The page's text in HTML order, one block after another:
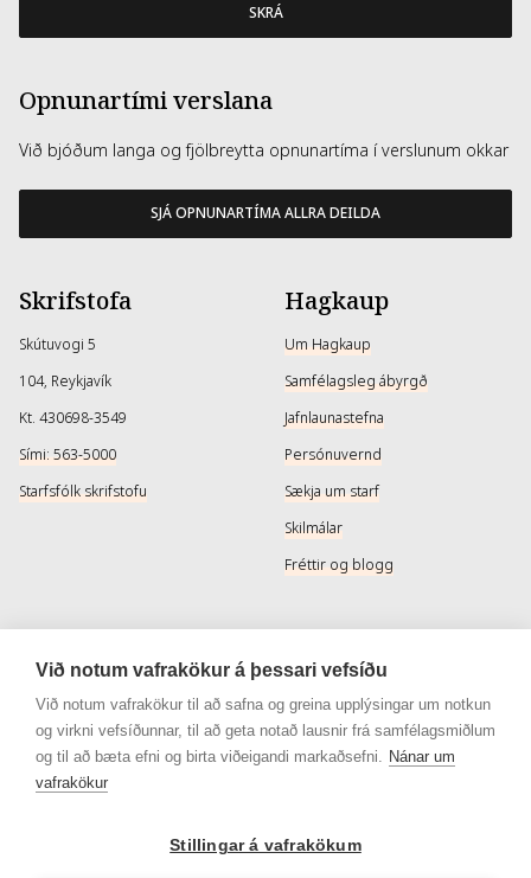
SKRÁ
Opnunartími verslana
Við bjóðum langa og fjölbreytta opnunartíma í verslunum okkar
SJÁ OPNUNARTÍMA ALLRA DEILDA
Skrifstofa
Skútuvogi 5
104, Reykjavík
Kt. 430698-3549
Sími: 563-5000
Starfsfólk skrifstofu
Hagkaup
Um Hagkaup
Samfélagsleg ábyrgð
Jafnlaunastefna
Persónuvernd
Sækja um starf
Skilmálar
Fréttir og blogg
Þjónusta
Afhendingarmöguleikar
Skilareglur
Algengar spurningar
Samfélagsmiðlar
Instagram
Instagram - Snyrtivara
Við notum vafrakökur á þessari vefsíðu
Við notum vafrakökur til að safna og greina upplýsingar um notkun
og virkni vefsíðunnar, til að geta notað lausnir frá samfélagsmiðlum
og til að bæta efni og birta viðeigandi markaðsefni. Nánar um
vafrakökur
Stillingar á vafrakökum